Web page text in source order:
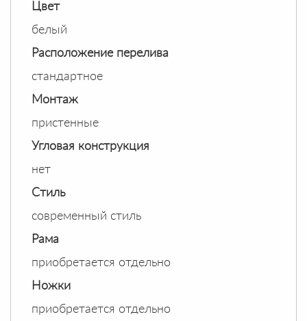
Цвет
белый
Расположение перелива
стандартное
Монтаж
пристенные
Угловая конструкция
нет
Стиль
современный стиль
Рама
приобретается отдельно
Ножки
приобретается отдельно